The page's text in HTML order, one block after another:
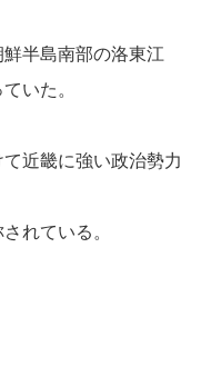
半島南部の洛東江
いた。
近畿に強い政治勢力
れている。